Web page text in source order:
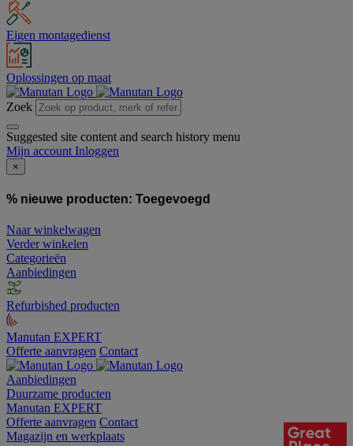
Eigen montagedienst
Oplossingen op maat
Zoek
Suggested site content and search history menu
Mijn account Inloggen
×
% nieuwe producten: Toegevoegd
Naar winkelwagen
Verder winkelen
Categorieën
Aanbiedingen
Refurbished producten
Manutan EXPERT
Offerte aanvragen Contact
Aanbiedingen
Duurzame producten
Manutan EXPERT
Offerte aanvragen Contact
Magazijn en werkplaats